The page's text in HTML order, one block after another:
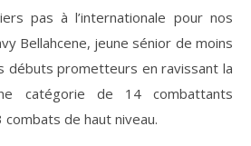
pas à l’internationale pour nos
Bellahcene, jeune sénior de moins
débuts prometteurs en ravissant la
catégorie de 14 combattants
de haut niveau.